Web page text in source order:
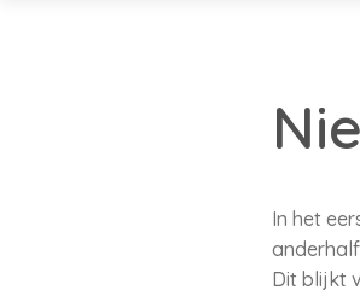
In het
Dit blijkt